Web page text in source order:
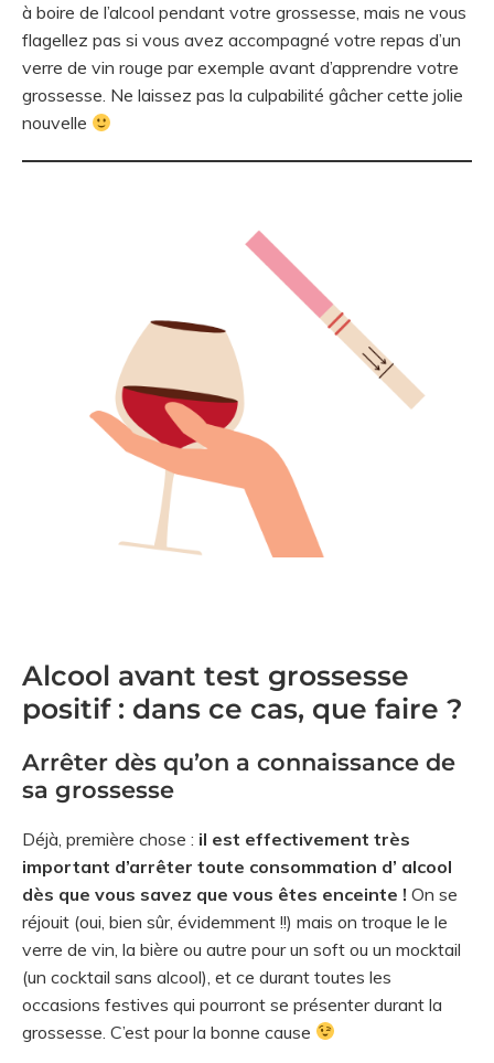
à boire de l’alcool pendant votre grossesse, mais ne vous
flagellez pas si vous avez accompagné votre repas d’un
verre de vin rouge par exemple avant d’apprendre votre
grossesse. Ne laissez pas la culpabilité gâcher cette jolie
nouvelle
Alcool avant test grossesse
positif : dans ce cas, que faire ?
Arrêter dès qu’on a connaissance de
sa grossesse
Déjà, première chose : il est effectivement très
important d’arrêter toute consommation d’ alcool
dès que vous savez que vous êtes enceinte ! On se
réjouit (oui, bien sûr, évidemment !!) mais on troque le le
verre de vin, la bière ou autre pour un soft ou un mocktail
(un cocktail sans alcool), et ce durant toutes les
occasions festives qui pourront se présenter durant la
grossesse. C’est pour la bonne cause